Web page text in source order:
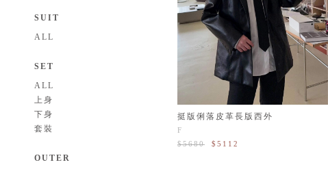
SUIT
ALL
SET
ALL
上身
下身
套裝
OUTER
挺版俐落皮革長版西外
F
$5680
$5112